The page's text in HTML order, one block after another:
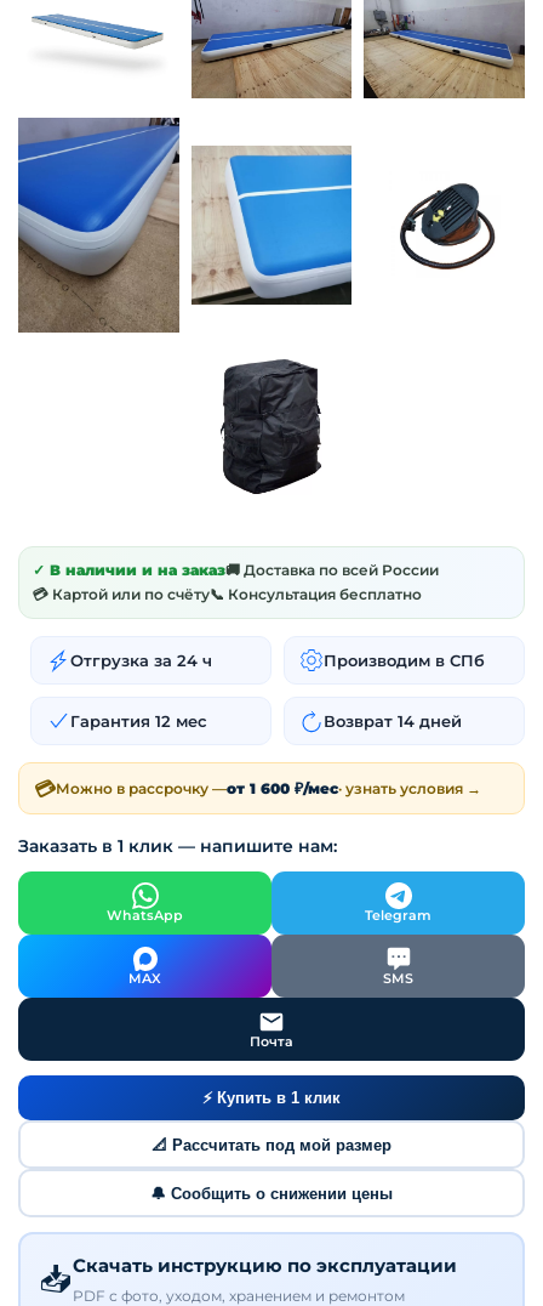
✓ В наличии и на заказ🚚 Доставка по всей России
💳 Картой или по счёту📞 Консультация бесплатно
Отгрузка за 24 ч Производим в СПб
Гарантия 12 мес Возврат 14 дней
💳Можно в рассрочку —от 1 600 ₽/мес· узнать условия →
Заказать в 1 клик — напишите нам:
WhatsApp Telegram
MAX SMS
Почта
⚡ Купить в 1 клик
📐 Рассчитать под мой размер
🔔 Сообщить о снижении цены
📥Скачать инструкцию по эксплуатации
PDF с фото, уходом, хранением и ремонтом